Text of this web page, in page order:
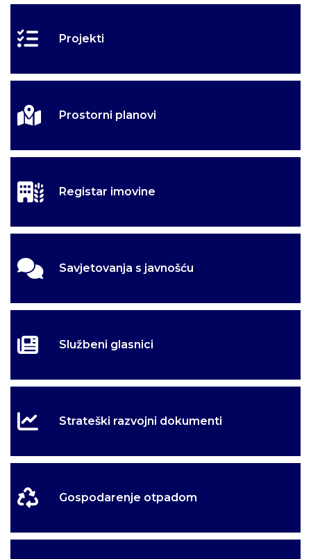
Projekti
Prostorni planovi
Registar imovine
Savjetovanja s javnošću
Službeni glasnici
Strateški razvojni dokumenti
Gospodarenje otpadom